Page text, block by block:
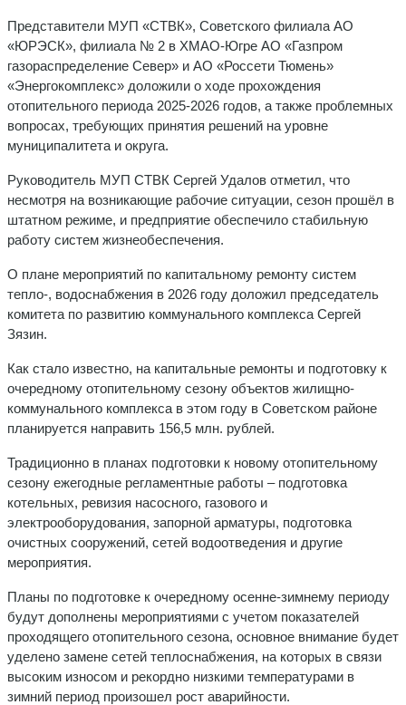
Представители МУП «СТВК», Советского филиала АО
«ЮРЭСК», филиала № 2 в ХМАО-Югре АО «Газпром
газораспределение Север» и АО «Россети Тюмень»
«Энергокомплекс» доложили о ходе прохождения
отопительного периода 2025-2026 годов, а также проблемных
вопросах, требующих принятия решений на уровне
муниципалитета и округа.
Руководитель МУП СТВК Сергей Удалов отметил, что
несмотря на возникающие рабочие ситуации, сезон прошёл в
штатном режиме, и предприятие обеспечило стабильную
работу систем жизнеобеспечения.
О плане мероприятий по капитальному ремонту систем
тепло-, водоснабжения в 2026 году доложил председатель
комитета по развитию коммунального комплекса Сергей
Зязин.
Как стало известно, на капитальные ремонты и подготовку к
очередному отопительному сезону объектов жилищно-
коммунального комплекса в этом году в Советском районе
планируется направить 156,5 млн. рублей.
Традиционно в планах подготовки к новому отопительному
сезону ежегодные регламентные работы – подготовка
котельных, ревизия насосного, газового и
электрооборудования, запорной арматуры, подготовка
очистных сооружений, сетей водоотведения и другие
мероприятия.
Планы по подготовке к очередному осенне-зимнему периоду
будут дополнены мероприятиями с учетом показателей
проходящего отопительного сезона, основное внимание будет
уделено замене сетей теплоснабжения, на которых в связи
высоким износом и рекордно низкими температурами в
зимний период произошел рост аварийности.